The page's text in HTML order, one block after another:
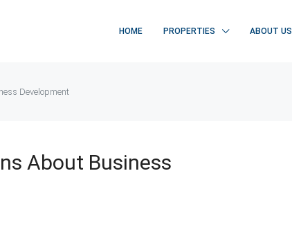
HOME PROPERTIES ABOUT US
Development
About Business